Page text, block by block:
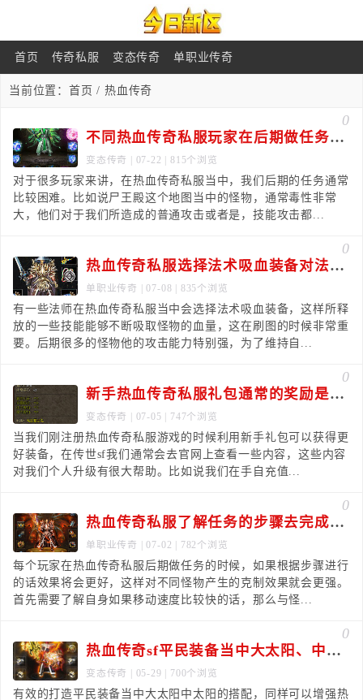
首页 传奇私服 变态传奇 单职业传奇
当前位置： 首页 / 热血传奇
0
不同热血传奇私服玩家在后期做任务时要考虑哪些
变态传奇 | 07-22 | 815个浏览
对于很多玩家来讲，在热血传奇私服当中，我们后期的任务通常
比较困难。比如说尸王殿这个地图当中的怪物，通常毒性非常
大，他们对于我们所造成的普通攻击或者是，技能攻击都...
0
热血传奇私服选择法术吸血装备对法师很重要
单职业传奇 | 07-08 | 835个浏览
有一些法师在热血传奇私服当中会选择法术吸血装备，这样所释
放的一些技能能够不断吸取怪物的血量，这在刷图的时候非常重
要。后期很多的怪物他的攻击能力特别强，为了维持自...
0
新手热血传奇私服礼包通常的奖励是非常丰厚的
变态传奇 | 07-05 | 747个浏览
当我们刚注册热血传奇私服游戏的时候利用新手礼包可以获得更
好装备，在传世sf我们通常会去官网上查看一些内容，这些内容
对我们个人升级有很大帮助。比如说我们在手自充值...
0
热血传奇私服了解任务的步骤去完成效果更好
单职业传奇 | 07-02 | 782个浏览
每个玩家在热血传奇私服后期做任务的时候，如果根据步骤进行
的话效果将会更好，这样对不同怪物产生的克制效果就会更强。
首先需要了解自身如果移动速度比较快的话，那么与怪...
0
热血传奇sf平民装备当中大太阳、中太阳的搭配技巧有什么
变态传奇 | 05-29 | 700个浏览
有效的打造平民装备当中大太阳中太阳的搭配，同样可以增强热